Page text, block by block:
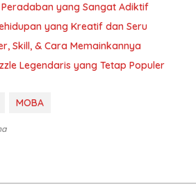
yang Sangat Adiktif
yang Kreatif dan Seru
Skill, & Cara Memainkannya
Legendaris yang Tetap Populer
MOBA